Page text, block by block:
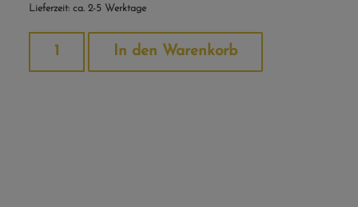
Lieferzeit: ca. 2-5 Werktage
In den Warenkorb